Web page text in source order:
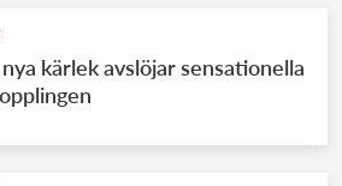
kärlek avslöjar sensationella